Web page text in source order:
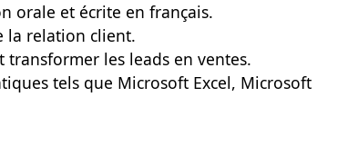
orale et écrite en français.
la relation client.
transformer les leads en ventes.
tels que Microsoft Excel, Microsoft